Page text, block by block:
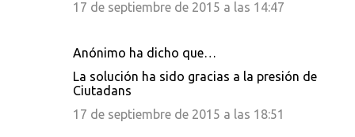
17 de septiembre de 2015 a las 14:47
Anónimo ha dicho que…
La solución ha sido gracias a la presión de
Ciutadans
17 de septiembre de 2015 a las 18:51